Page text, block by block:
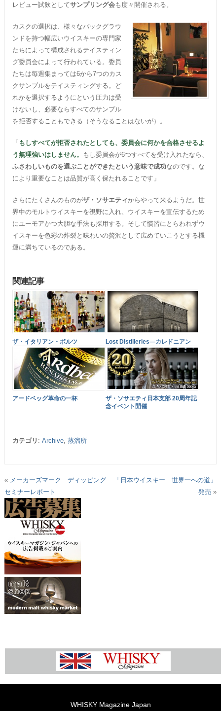
レビュー試飲としてサンプリング会も度々開催される。
カスクの選択は、様々なバックグラウ
ンドを持つ幅広いウイスキーの専門家
たちによって構成されるテイスティン
グ委員会によって行われている。委員
たちは毎週集まっては6から7つのカス
クサンプルをテイスティングする。ど
れかを選択するようにという圧力は受
けないし、必要ならすべてのサンプル
を拒否することもできる（そうなることはないが）。
「 もしすべてが拒否されたとしても、委員会に何かを合格させるよ
う無理強いはしません。
もし委員会が6つすべてを受け入れたなら、
ふさわしいものを選ぶことができたという意味で成功なのです。な
により重要なことは品質が高く保たれることです」
さらにたくさんのものがザ・ソサエティからやって来るようだ。世
界中のモルトウイスキーを視野に入れ、ウイスキーを宣伝するため
にユーモアかつ大胆な手法も採用する。そして慣習にとらわれずウ
イスキーを色彩の炸裂と味わいの贅沢として広めていこうとする機
運に満ちているのである。
関連記事
ザ・イタリアン・ボルツ Lost Distilleries―カレドニアン
アードベッグ革命の一杯
ザ・ソサエティ日本支部 20周年記
念イベント開催
カテゴリ : Archive, 蒸溜所
« メーカーズマーク ディッピング
セミナーレポート
「日本ウイスキー 世界一への道」
発売 »
WHISKY Magazine Japan